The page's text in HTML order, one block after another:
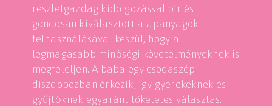
részletgazdag kidolgozással bír és
gondosan kiválasztott alapanyagok
felhasználásával készül, hogy a
legmagasabb minőségi követelményeknek is
megfeleljen. A baba egy csodaszép
díszdobozban érkezik, így gyerekeknek és
gyűjtőknek egyaránt tökéletes választás.